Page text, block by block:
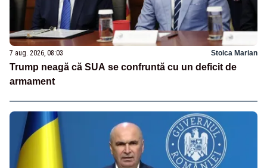
7 aug. 2026, 08:03 Stoica Marian
Trump neagă că SUA se confruntă cu un deficit de
armament